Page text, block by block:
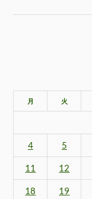
月 火
4 5
11 12
18 19